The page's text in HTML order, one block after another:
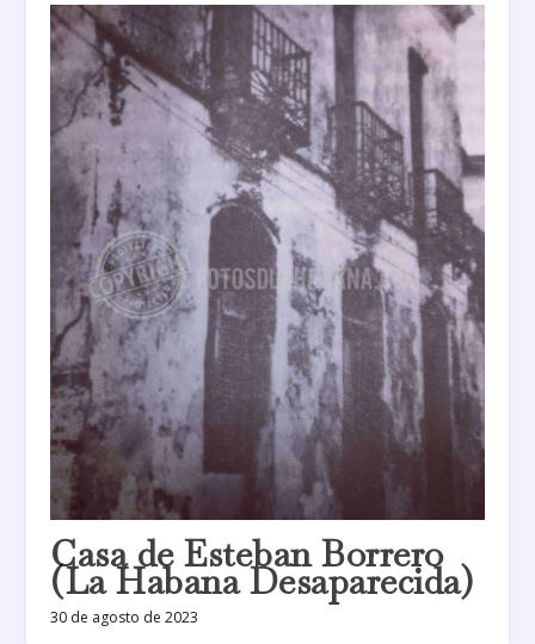
Casa de Esteban Borrero
(La Habana Desaparecida)
30 de agosto de 2023